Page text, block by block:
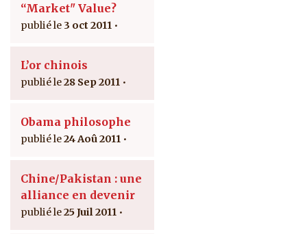
“Market" Value?
3 oct 2011
L’or chinois
28 Sep 2011
Obama philosophe
24 Aoû 2011
Chine/Pakistan : une
alliance en devenir
25 Juil 2011